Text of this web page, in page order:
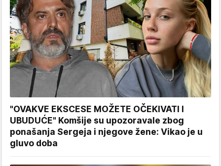
"OVAKVE EKSCESE MOŽETE OČEKIVATI I
UBUDUĆE" Komšije su upozoravale zbog
ponašanja Sergeja i njegove žene: Vikao je u
gluvo doba